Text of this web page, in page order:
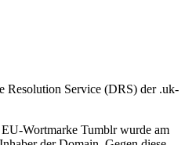
Resolution Service (DRS) der .uk-
Wortmarke Tumblr wurde am